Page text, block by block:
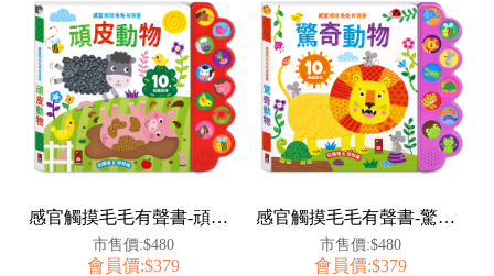
感官觸摸毛毛有聲書-頑皮動物
市售價:$480
會員價:$379
感官觸摸毛毛有聲書-驚奇動物
市售價:$480
會員價:$379